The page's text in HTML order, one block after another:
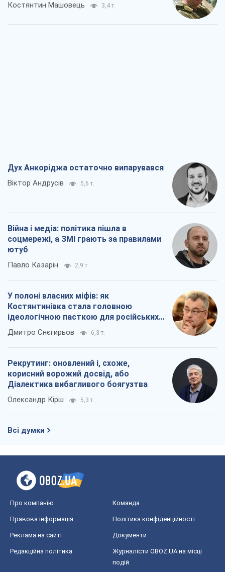
Костянтин Машовець 3,4 т.
Дух Анкоріджа остаточно випарувався
Віктор Андрусів 5,6 т.
Війна і медіа: політика пішла в
соцмережі, а ЗМІ грають за правилами
ютуб
Павло Казарін 2,9 т.
У полоні власних міфів: як
Костянтинівка стала головною
ідеологічною пасткою для російських
окупантів
Дмитро Снєгирьов 6,3 т.
Рекрутинг: оновлений і, схоже,
корисний ворожий досвід, або
Діалектика вибагливого боягузтва
Олександр Кірш 5,3 т.
Всі думки
Про компанію Команда
Правова інформація Політика конфіденційності
Реклама на сайті Документи
Редакційна політика
Журналісти OBOZ.UA на місці
подій